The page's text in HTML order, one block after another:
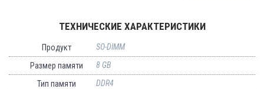
ТЕХНИЧЕСКИЕ ХАРАКТЕРИСТИКИ
Продукт
SO-DIMM
Размер памяти
8 GB
Тип памяти
DDR4